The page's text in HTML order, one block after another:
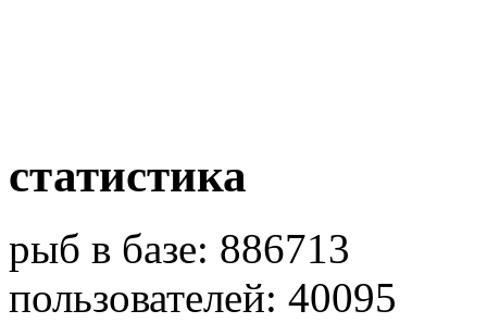
статистика
рыб в базе: 886713
пользователей: 40095